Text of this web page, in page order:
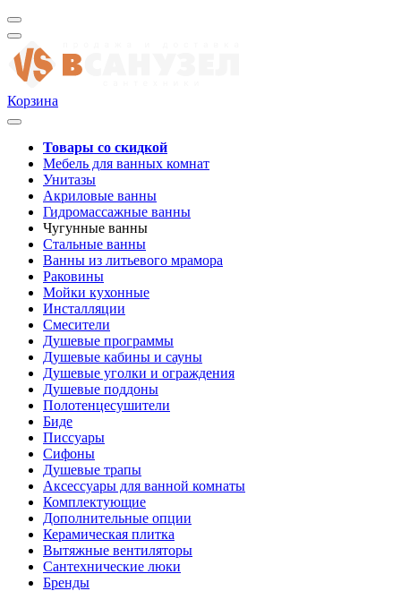
Корзина
Товары со скидкой
Мебель для ванных комнат
Унитазы
Акриловые ванны
Гидромассажные ванны
Чугунные ванны
Стальные ванны
Ванны из литьевого мрамора
Раковины
Мойки кухонные
Инсталляции
Смесители
Душевые программы
Душевые кабины и сауны
Душевые уголки и ограждения
Душевые поддоны
Полотенцесушители
Биде
Писсуары
Сифоны
Душевые трапы
Аксессуары для ванной комнаты
Комплектующие
Дополнительные опции
Керамическая плитка
Вытяжные вентиляторы
Сантехнические люки
Бренды